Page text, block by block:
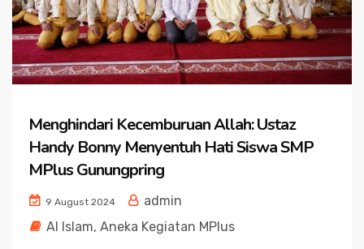
Menghindari Kecemburuan Allah: Ustaz
Handy Bonny Menyentuh Hati Siswa SMP
MPlus Gunungpring
9 August 2024
admin
Al Islam, Aneka Kegiatan MPlus